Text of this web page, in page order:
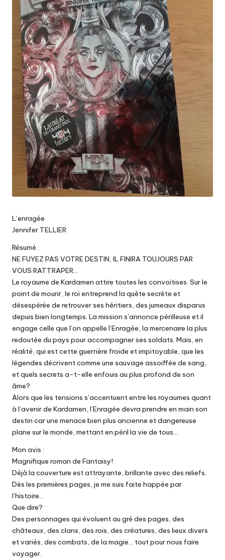
L’enragée
Jennifer TELLIER
Résumé :
NE FUYEZ PAS VOTRE DESTIN, IL FINIRA TOUJOURS PAR
VOUS RATTRAPER…
Le royaume de Kardamen attire toutes les convoitises. Sur le
point de mourir, le roi entreprend la quête secrète et
désespérée de retrouver ses héritiers, des jumeaux disparus
depuis bien longtemps. La mission s’annonce périlleuse et il
engage celle que l’on appelle l’Enragée, la mercenaire la plus
redoutée du pays pour accompagner ses soldats. Mais, en
réalité, qui est cette guerrière froide et impitoyable, que les
légendes décrivent comme une sauvage assoiffée de sang,
et quels secrets a-t-elle enfouis au plus profond de son
âme?
Alors que les tensions s’accentuent entre les royaumes quant
à l’avenir de Kardamen, l’Enragée devra prendre en main son
destin car une menace bien plus ancienne et dangereuse
plane sur le monde, mettant en péril la vie de tous…
Mon avis :
Magnifique roman de Fantaisy!
Déjà la couverture est attrayante, brillante avec des reliefs.
Dès les premières pages, je me suis faite happée par
l’histoire…
Que dire?
Des personnages qui évoluent au gré des pages, des
châteaux, des clans, des rois, des créatures, des lieux divers
et variés, des combats, de la magie… tout pour nous faire
voyager.